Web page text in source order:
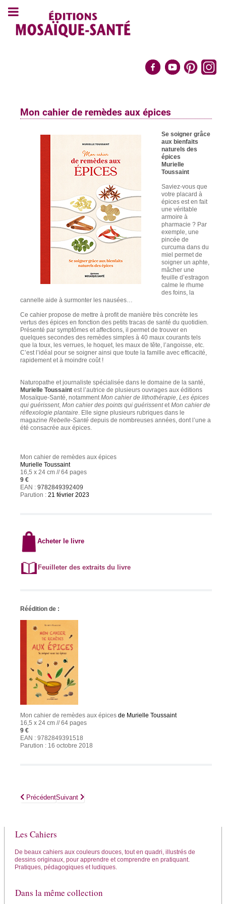
Mon cahier de remèdes aux épices
Se soigner grâce
aux bienfaits
naturels des
épices
Murielle
Toussaint
Saviez-vous que
votre placard à
épices est en fait
une véritable
armoire à
pharmacie ? Par
exemple, une
pincée de
curcuma dans du
miel permet de
soigner un aphte,
mâcher une
feuille d’estragon
calme le rhume
des foins, la
cannelle aide à surmonter les nausées…
Ce cahier propose de mettre à profit de manière très concrète les
vertus des épices en fonction des petits tracas de santé du quotidien.
Présenté par symptômes et affections, il permet de trouver en
quelques secondes des remèdes simples à 40 maux courants tels
que la toux, les verrues, le hoquet, les maux de tête, l’angoisse, etc.
C’est l’idéal pour se soigner ainsi que toute la famille avec efficacité,
rapidement et à moindre coût !
Naturopathe et journaliste spécialisée dans le domaine de la santé,
Murielle Toussaint est l’autrice de plusieurs ouvrages aux éditions
Mosaïque-Santé, notammentMon cahier de lithothérapie, Les épices
qui guérissent, Mon cahier des points qui guérissentetMon cahier de
réflexologie plantaire. Elle signe plusieurs rubriques dans le
magazine Rebelle-Santé depuis de nombreuses années, dont l’une a
été consacrée aux épices.
Mon cahier de remèdes aux épices
Murielle Toussaint
16,5 x 24 cm // 64 pages
9 €
EAN : 9782849392409
Parution : 21 février 2023
Acheter le livre
Feuilleter des extraits du livre
Réédition de :
Mon cahier de remèdes aux épices de Murielle Toussaint
16,5 x 24 cm // 64 pages
9 €
EAN : 9782849391518
Parution : 16 octobre 2018
Article précédent : Mon cahier des mouvements qui guérissent
PrécédentArticle suivant : Mon cahier de lithothérapie pour les
Suivant
Les Cahiers
De beaux cahiers aux couleurs douces, tout en quadri, illustrés de
dessins originaux, pour apprendre et comprendre en pratiquant.
Pratiques, pédagogiques et ludiques.
Dans la même collection